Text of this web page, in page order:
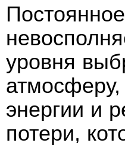
уровня
энергии и
потери,